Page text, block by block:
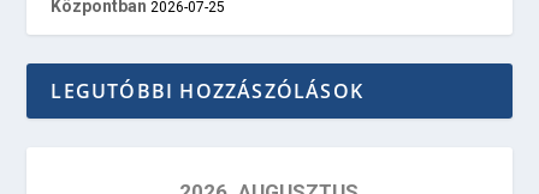
Központban 2026-07-25
LEGUTÓBBI HOZZÁSZÓLÁSOK